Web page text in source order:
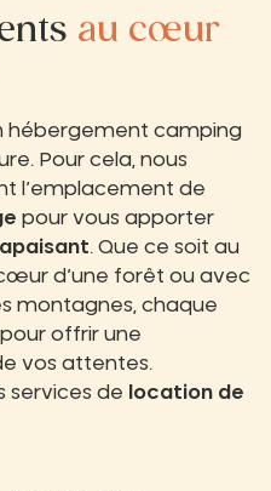
au cœur
hébergement camping
Pour cela, nous
l’emplacement de
pour vous apporter
. Que ce soit au
d’une forêt ou avec
montagnes, chaque
offrir une
vos attentes.
services de
location de